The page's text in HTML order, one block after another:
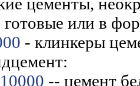
или в
- клинкеры
-- цемент